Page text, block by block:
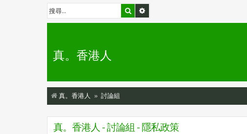
搜尋
真。香港人
真。香港人 討論組
真。香港人 - 討論組 - 隱私政策